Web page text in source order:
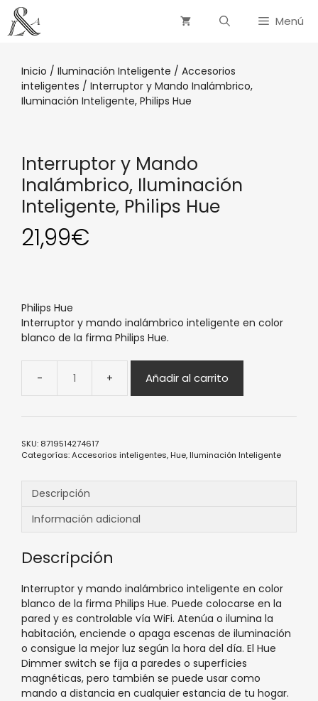
Menú
Inicio / Iluminación Inteligente / Accesorios
inteligentes / Interruptor y Mando Inalámbrico,
Iluminación Inteligente, Philips Hue
Interruptor y Mando
Inalámbrico, Iluminación
Inteligente, Philips Hue
21,99€
Philips Hue
Interruptor y mando inalámbrico inteligente en color
blanco de la firma Philips Hue.
Añadir al carrito
SKU: 8719514274617
Categorías:Accesorios inteligentes,Hue,Iluminación Inteligente
Descripción
Información adicional
Descripción
Interruptor y mando inalámbrico inteligente en color
blanco de la firma Philips Hue. Puede colocarse en la
pared y es controlable vía WiFi. Atenúa o ilumina la
habitación, enciende o apaga escenas de iluminación
o consigue la mejor luz según la hora del día. El Hue
Dimmer switch se fija a paredes o superficies
magnéticas, pero también se puede usar como
mando a distancia en cualquier estancia de tu hogar.